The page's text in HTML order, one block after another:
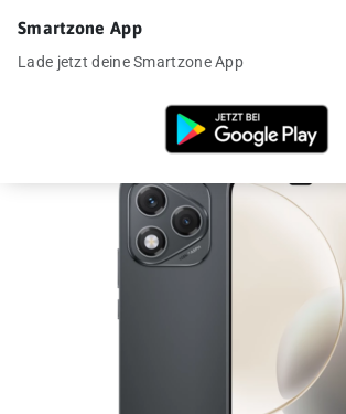
»Honor 400 Lite für 136€
Smartzone App
Lade jetzt deine Smartzone App